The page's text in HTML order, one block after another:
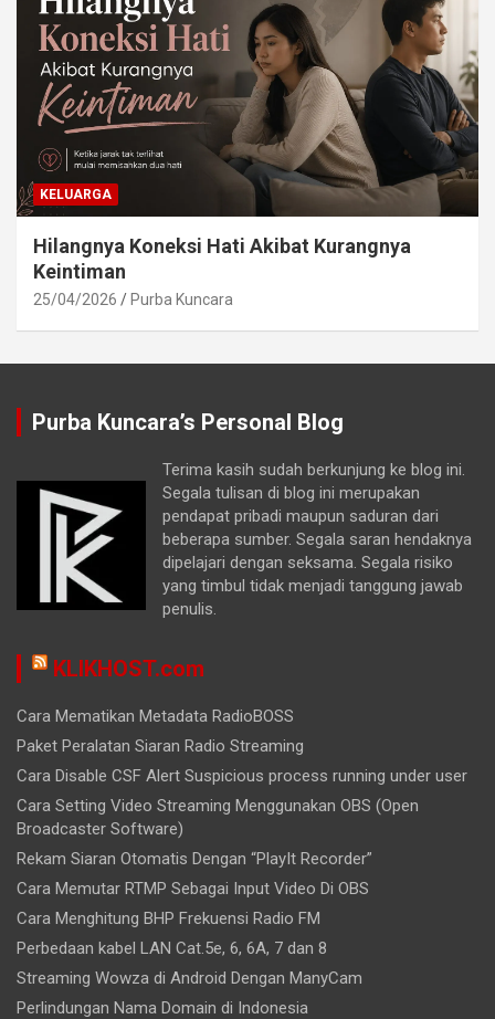
KELUARGA
Hilangnya Koneksi Hati Akibat Kurangnya
Keintiman
25/04/2026 Purba Kuncara
Purba Kuncara’s Personal Blog
Terima kasih sudah berkunjung ke blog ini.
Segala tulisan di blog ini merupakan
pendapat pribadi maupun saduran dari
beberapa sumber. Segala saran hendaknya
dipelajari dengan seksama. Segala risiko
yang timbul tidak menjadi tanggung jawab
penulis.
KLIKHOST.com
Cara Mematikan Metadata RadioBOSS
Paket Peralatan Siaran Radio Streaming
Cara Disable CSF Alert Suspicious process running under user
Cara Setting Video Streaming Menggunakan OBS (Open
Broadcaster Software)
Rekam Siaran Otomatis Dengan “PlayIt Recorder”
Cara Memutar RTMP Sebagai Input Video Di OBS
Cara Menghitung BHP Frekuensi Radio FM
Perbedaan kabel LAN Cat.5e, 6, 6A, 7 dan 8
Streaming Wowza di Android Dengan ManyCam
Perlindungan Nama Domain di Indonesia